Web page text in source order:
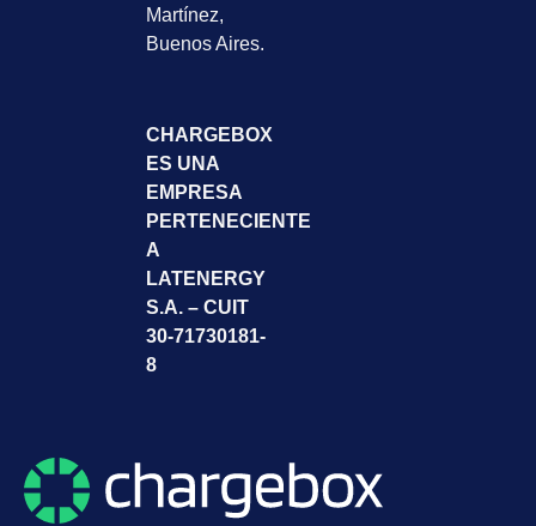
Martínez,
Buenos Aires.
CHARGEBOX
ES UNA
EMPRESA
PERTENECIENTE
A
LATENERGY
S.A. – CUIT
30-71730181-
8